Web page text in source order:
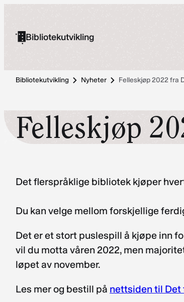
innholdBibliotekutvikling
Bibliotekutvikling Nyheter Felleskjøp 2022 fra
Felleskjøp
Det flerspråklige bibliotek kjøper
Du kan velge mellom forskjellige
Det er et stort puslespill å kjøpe inn
vil du motta våren 2022, men
løpet av november.
Les mer og bestill på nettsiden til